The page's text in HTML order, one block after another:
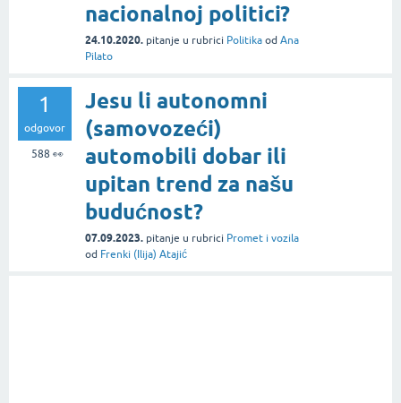
nacionalnoj politici?
24.10.2020. pitanje u rubrici Politika od Ana
Pilato
1
odgovor
588 👀
Jesu li autonomni
(samovozeći)
automobili dobar ili
upitan trend za našu
budućnost?
07.09.2023. pitanje u rubrici Promet i vozila
od Frenki (Ilija) Atajić